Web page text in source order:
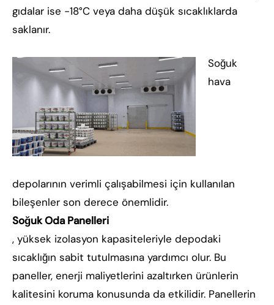
gıdalar ise -18°C veya daha düşük sıcaklıklarda
saklanır.
Soğuk
hava
depolarının verimli çalışabilmesi için kullanılan
bileşenler son derece önemlidir.
Soğuk Oda Panelleri
, yüksek izolasyon kapasiteleriyle depodaki
sıcaklığın sabit tutulmasına yardımcı olur. Bu
paneller, enerji maliyetlerini azaltırken ürünlerin
kalitesini koruma konusunda da etkilidir. Panellerin